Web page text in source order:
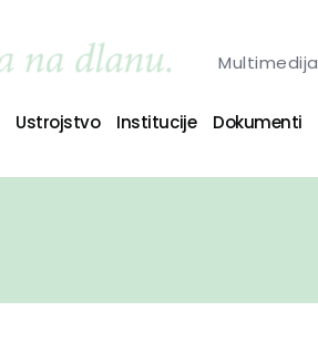
Multimedija
Ustrojstvo Institucije Dokumenti